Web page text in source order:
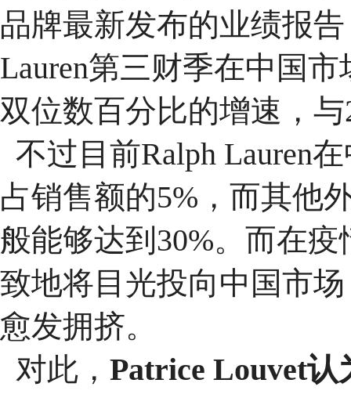
品牌最新发布的业绩报
Lauren第三财季在中国
双位数百分比的增速，
不过目前Ralph Lauren
占销售额的5%，而其他
般能够达到30%。而在
致地将目光投向中国市
愈发拥挤。
对此， Patrice Louvet